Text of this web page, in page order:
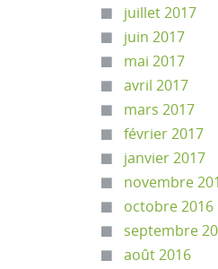
juillet 2017
juin 2017
mai 2017
avril 2017
mars 2017
février 2017
janvier 2017
novembre
octobre 2016
septembre
août 2016